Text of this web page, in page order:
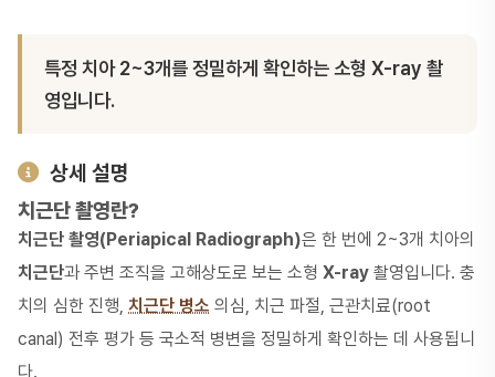
특정 치아 2~3개를 정밀하게 확인하는 소형 X-ray 촬
영입니다.
상세 설명
치근단 촬영란?
치근단 촬영(Periapical Radiograph)은 한 번에 2~3개 치아의
치근단과 주변 조직을 고해상도로 보는 소형 X-ray 촬영입니다. 충
치의 심한 진행, 치근단 병소 의심, 치근 파절, 근관치료(root
canal) 전후 평가 등 국소적 병변을 정밀하게 확인하는 데 사용됩니
다.